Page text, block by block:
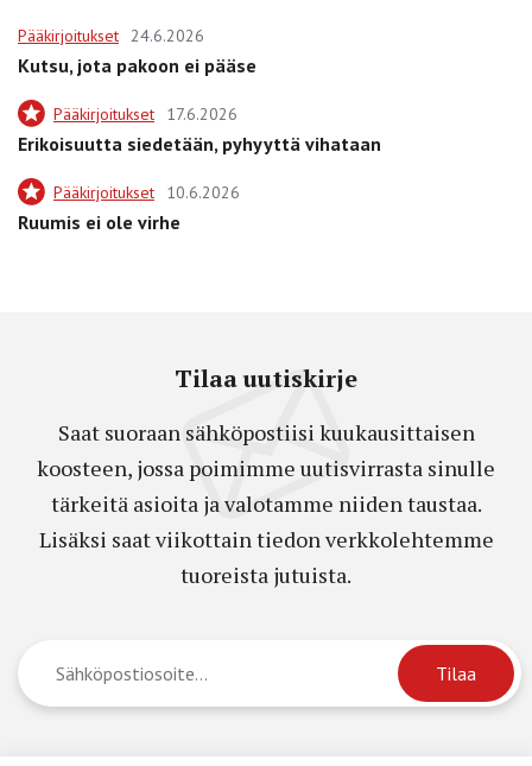
Pääkirjoitukset 24.6.2026
Kutsu, jota pakoon ei pääse
Pääkirjoitukset 17.6.2026
Erikoisuutta siedetään, pyhyyttä vihataan
Pääkirjoitukset 10.6.2026
Ruumis ei ole virhe
Tilaa uutiskirje
Saat suoraan sähköpostiisi kuukausittaisen
koosteen, jossa poimimme uutisvirrasta sinulle
tärkeitä asioita ja valotamme niiden taustaa.
Lisäksi saat viikottain tiedon verkkolehtemme
tuoreista jutuista.